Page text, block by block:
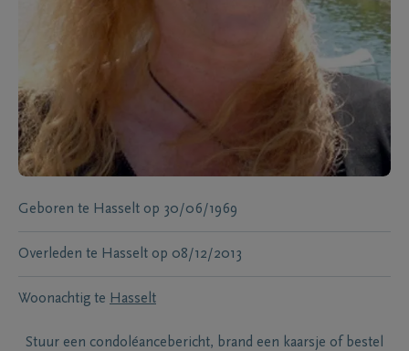
Geboren te Hasselt op 30/06/1969
Overleden te Hasselt op 08/12/2013
Woonachtig te Hasselt
Stuur een condoléancebericht, brand een kaarsje of bestel